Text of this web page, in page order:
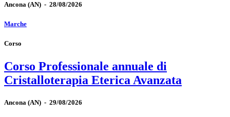
Ancona (AN) - 28/08/2026
Marche
Corso
Corso Professionale annuale di
Cristalloterapia Eterica Avanzata
Ancona (AN) - 29/08/2026